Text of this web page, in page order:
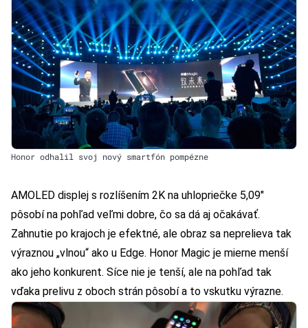
Honor odhalil svoj nový smartfón pompézne
AMOLED displej s rozlíšením 2K na uhlopriečke 5,09″
pôsobí na pohľad veľmi dobre, čo sa dá aj očakávať.
Zahnutie po krajoch je efektné, ale obraz sa neprelieva tak
výraznou „vlnou“ ako u Edge. Honor Magic je mierne menší
ako jeho konkurent. Síce nie je tenší, ale na pohľad tak
vďaka prelivu z oboch strán pôsobí a to vskutku výrazne.